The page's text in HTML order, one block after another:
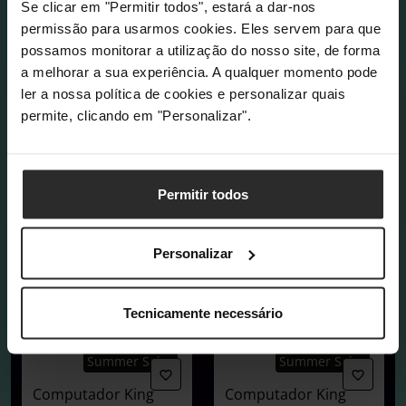
Se clicar em "Permitir todos", estará a dar-nos
permissão para usarmos cookies. Eles servem para que
possamos monitorar a utilização do nosso site, de forma
a melhorar a sua experiência. A qualquer momento pode
ler a nossa política de cookies e personalizar quais
permite, clicando em "Personalizar".
Permitir todos
Personalizar
Tecnicamente necessário
Summer Sales
Computador King
Summer Sales
Computador King
COMPRAR AGORA